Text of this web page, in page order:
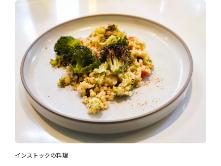
インストックの料理